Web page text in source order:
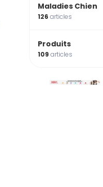
Maladies Chien
126articles
Produits
109articles